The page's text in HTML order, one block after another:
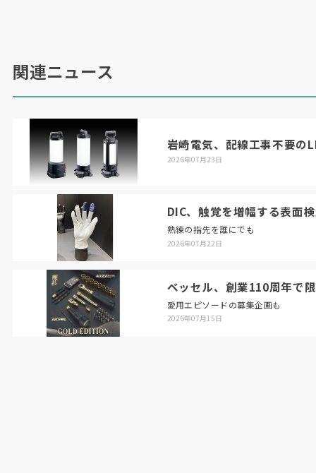
関連ニュース
岩崎電気、配線工事不要の
2026年07月23日
DIC、触覚を増幅する表面
熟練の指先を誰にでも
2026年07月22日
ベッセル、創業110周年で
愛用エピソードの募集企画も
2026年07月15日